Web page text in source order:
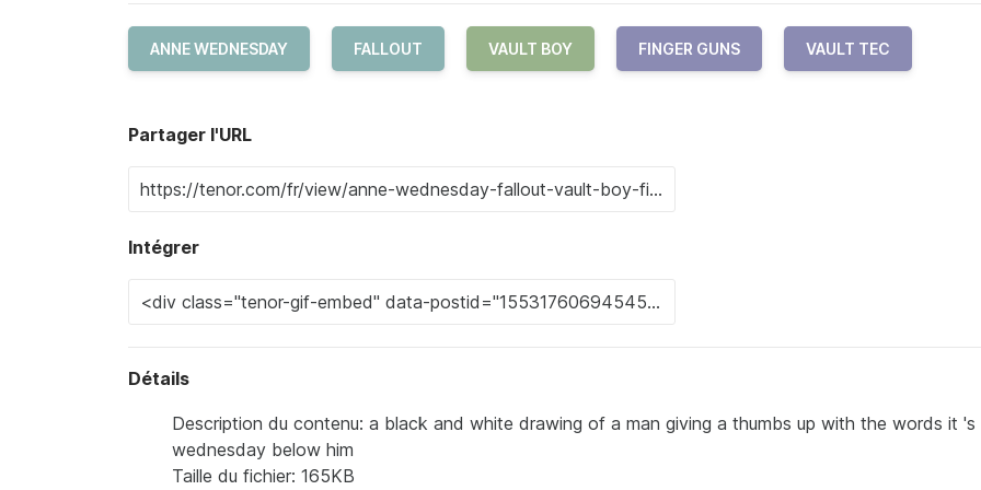
ANNE WEDNESDAY FALLOUT VAULT BOY FINGER GUNS VAULT TEC
Partager l'URL
Intégrer
Détails
Description du contenu: a black and white drawing of a man giving a thumbs up with the words it 's
wednesday below him
Taille du fichier: 165KB